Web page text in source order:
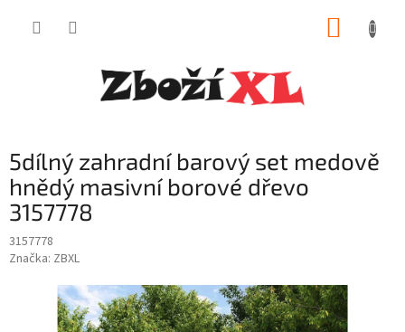
5dílný zahradní barový set medově
hnědý masivní borové dřevo
3157778
3157778
Značka: ZBXL